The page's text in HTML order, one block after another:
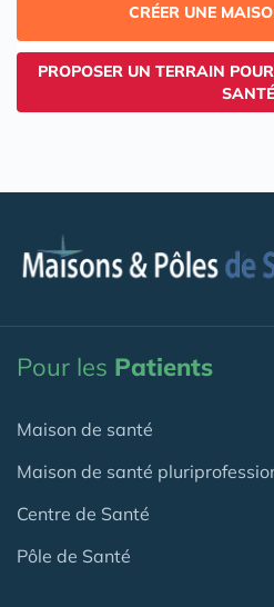
CRÉER UNE
PROPOSER UN TERRAIN
SANTÉ
Pour les Patients
Maison de santé
Maison de santé
Centre de Santé
Pôle de Santé